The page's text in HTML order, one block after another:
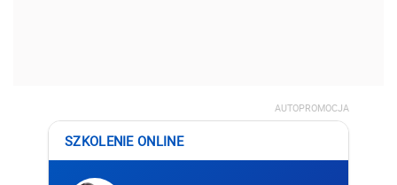
AUTOPROMOCJA
SZKOLENIE ONLINE